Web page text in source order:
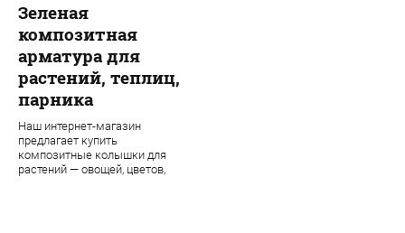
Зеленая
композитная
арматура для
растений, теплиц,
парника
Наш интернет-магазин
предлагает купить
композитные колышки для
растений — овощей, цветов,